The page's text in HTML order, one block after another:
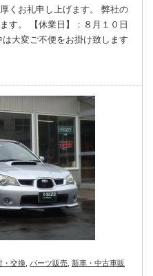
くお礼申し上げます。 弊社の
す。 【休業日】：８月１０日
は大変ご不便をお掛け致します
・交換 パーツ販売 新車・中古車販